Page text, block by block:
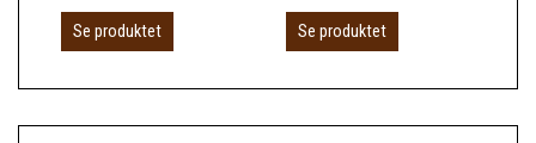
Se produktet Se produktet